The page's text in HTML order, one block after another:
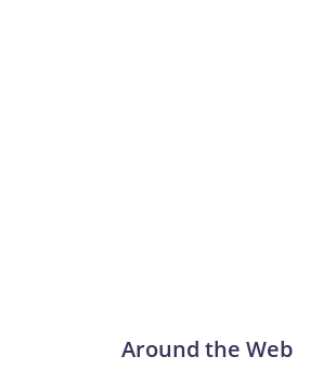
Around the Web